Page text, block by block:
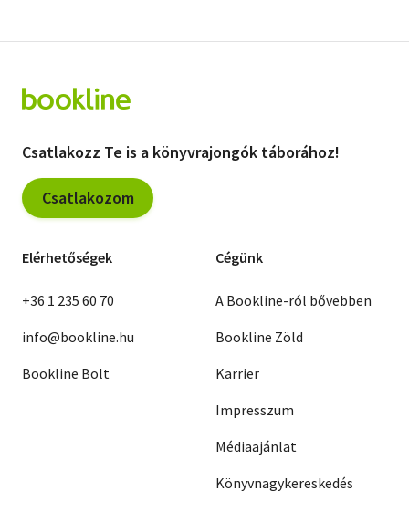
Csatlakozz Te is a könyvrajongók táborához!
Csatlakozom
Elérhetőségek
+36 1 235 60 70
info@bookline.hu
Bookline Bolt
Cégünk
A Bookline-ról bővebben
Bookline Zöld
Karrier
Impresszum
Médiaajánlat
Könyvnagykereskedés